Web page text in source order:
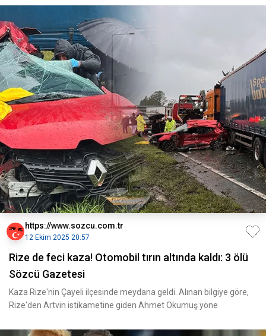
https://www.sozcu.com.tr
12 Ekim 2025 20:57
Rize de feci kaza! Otomobil tırın altında kaldı: 3 ölü
Sözcü Gazetesi
Kaza Rize'nin Çayeli ilçesinde meydana geldi. Alınan bilgiye göre,
Rize'den Artvin istikametine giden Ahmet Okumuş yöne